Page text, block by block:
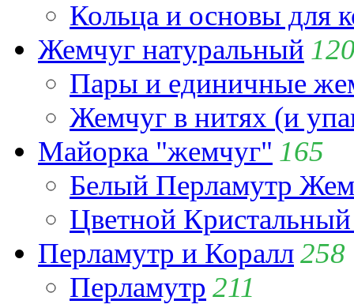
Кольца и основы для
Жемчуг натуральный
Пары и единичные
Жемчуг в нитях (и
Майорка "жемчуг" 165
Белый Перламутр
Цветной
Перламутр и Коралл258
Перламутр 211